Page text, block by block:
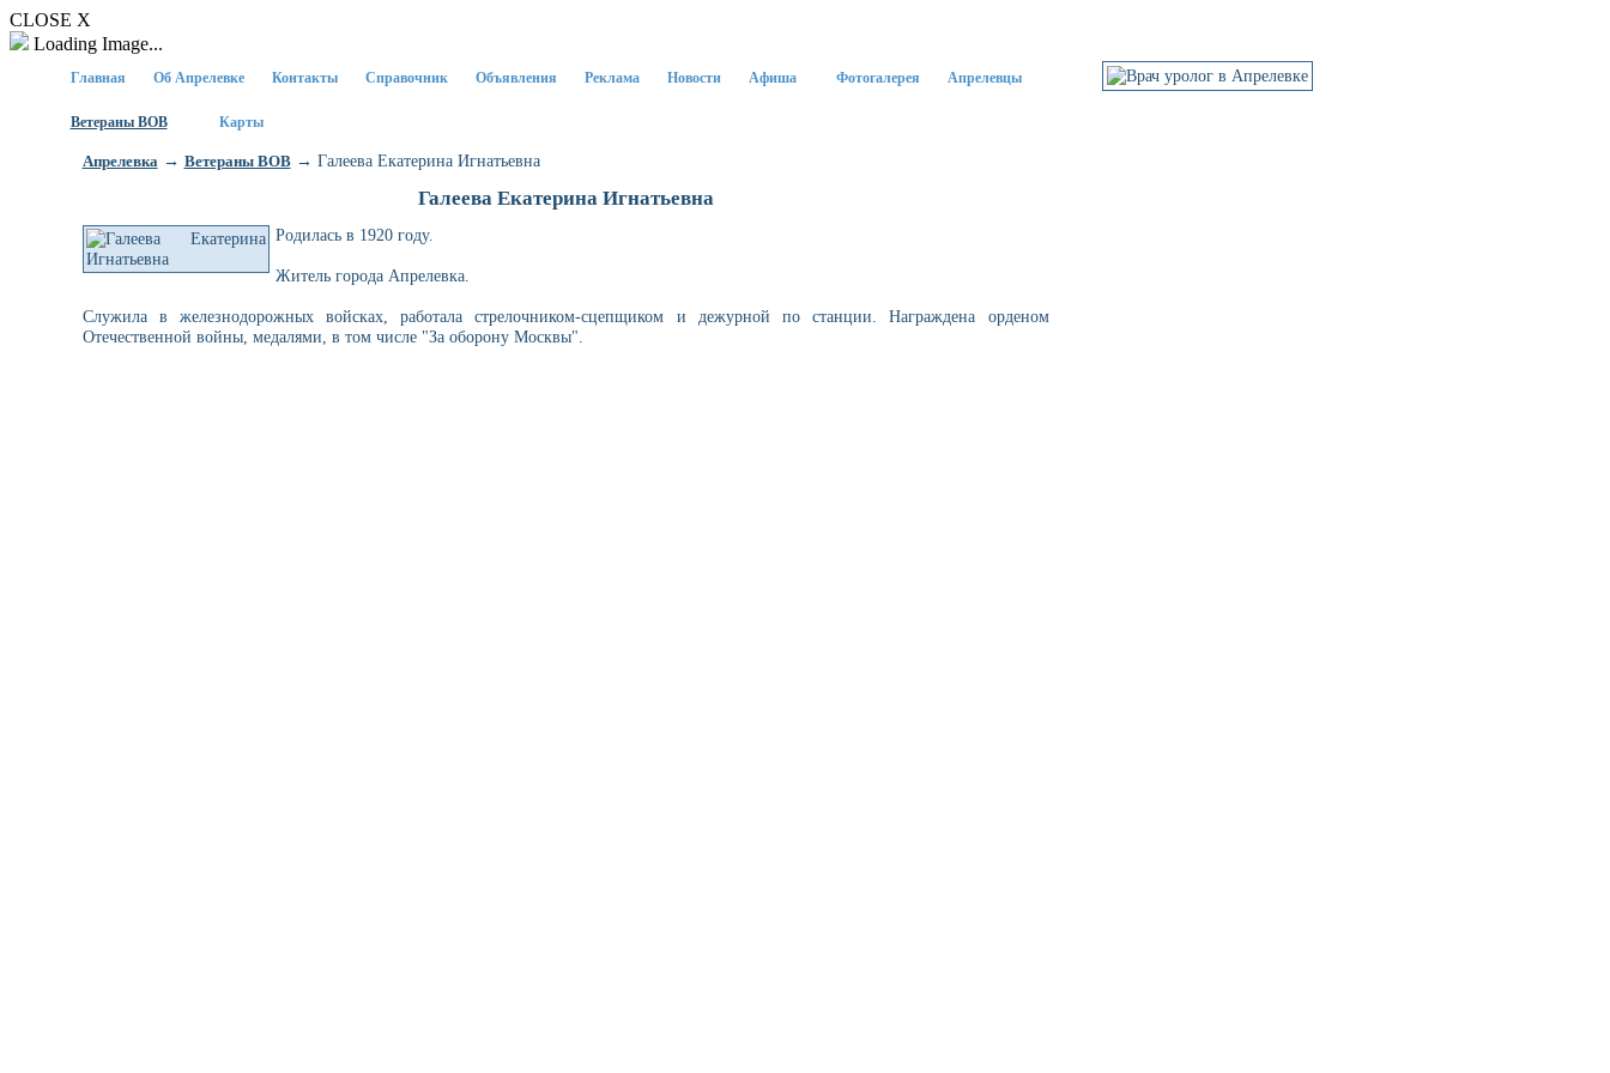
CLOSE X
Loading Image...
Главная Об Апрелевке Контакты Справочник Объявления Реклама Новости Афиша Фотогалерея Апрелевцы
Ветераны ВОВ Карты
Апрелевка → Ветераны ВОВ→ Галеева Екатерина Игнатьевна
Галеева Екатерина Игнатьевна
Родилась в 1920 году.
Житель города Апрелевка.
Служила в железнодорожных войсках, работала стрелочником-сцепщиком и дежурной по станции. Награждена орденом
Отечественной войны, медалями, в том числе "За оборону Москвы".